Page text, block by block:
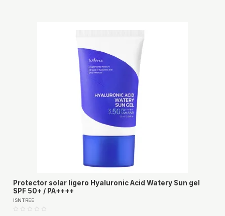
Protector solar ligero Hyaluronic Acid Watery Sun gel
SPF 50+ / PA++++
ISNTREE